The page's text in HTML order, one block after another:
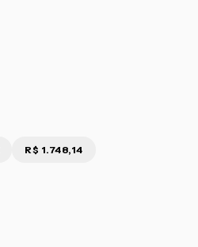
R$ 1.748,14